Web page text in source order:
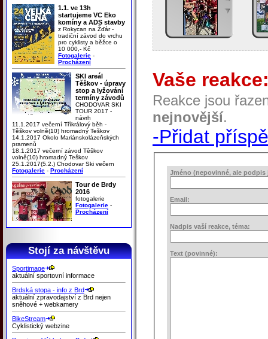
1.1. ve 13h
startujeme VC Eko
komíny a ADS stavby
z Rokycan na Žďár -
tradiční závod do vrchu
pro cyklisty a běžce o
10 000,- Kč
Fotogalerie -
Procházení
SKI areál
Těškov - úpravy
stop a lyžování
termíny závodů
CHODOVAR SKI
TOUR 2017 -
návrh
11.1.2017 večerní Tříkrálový běh -
Těškov volně(10) hromadný Teškov
14.1.2017 Okolo Mariánskolázeňských
pramenů
18.1.2017 večerní závod Těškov
volně(10) hromadný Teškov
25.1.2017(5.2.) Chodovar Ski večern
Fotogalerie - Procházení
Tour de Brdy
2016
fotogalerie
Fotogalerie -
Procházení
Stojí za návštěvu
Sportimage
aktuální sportovní informace
Brdská stopa - info z Brd
aktuální zpravodajství z Brd nejen
sněhové + webkamery
BikeStream
Cyklistický webzine
Vaše
Reakce jsou
nejnovější.
-Přidat
Jméno (nepovinné, ale podpis
Email:
Nadpis vaší reakce, téma:
Text (povinné):